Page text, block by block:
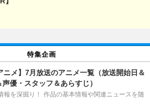
特集企画
ニメ】7月放送のアニメ一覧（放送開始日＆
優・スタッフ＆あらすじ）
報を深掘り！ 作品の基本情報や関連ニュースを随